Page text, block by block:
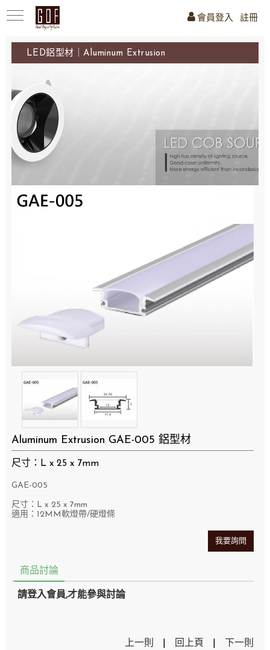
會員登入 註冊
LED鋁型材｜Aluminum Extrusion
Aluminum Extrusion ​GAE-005 鋁型材
尺寸：L x 25 x 7mm
GAE-005
尺寸：L x 25 x 7mm
適用：12MM軟燈帶/硬燈條
我要詢問
商品討論
請登入會員,才能參與討論
上一則 回上頁 下一則